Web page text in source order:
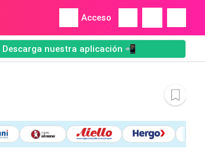
Acceso
Descarga nuestra aplicación 📲